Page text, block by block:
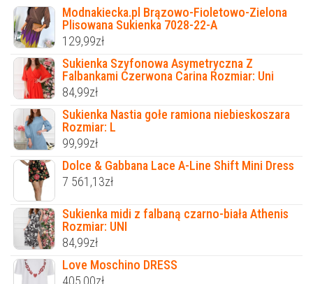
Modnakiecka.pl Brązowo-Fioletowo-Zielona
Plisowana Sukienka 7028-22-A
129,99zł
Sukienka Szyfonowa Asymetryczna Z
Falbankami Czerwona Carina Rozmiar: Uni
84,99zł
Sukienka Nastia gołe ramiona niebieskoszara
Rozmiar: L
99,99zł
Dolce & Gabbana Lace A-Line Shift Mini Dress
7 561,13zł
Sukienka midi z falbaną czarno-biała Athenis
Rozmiar: UNI
84,99zł
Love Moschino DRESS
405,00zł